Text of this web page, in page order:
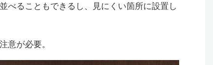
べることもできるし、見にくい箇所に設置し
意が必要。